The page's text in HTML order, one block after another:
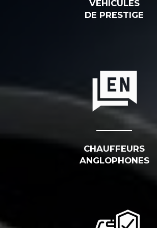
VÉHICULES
DE PRESTIGE
CHAUFFEURS
ANGLOPHONES